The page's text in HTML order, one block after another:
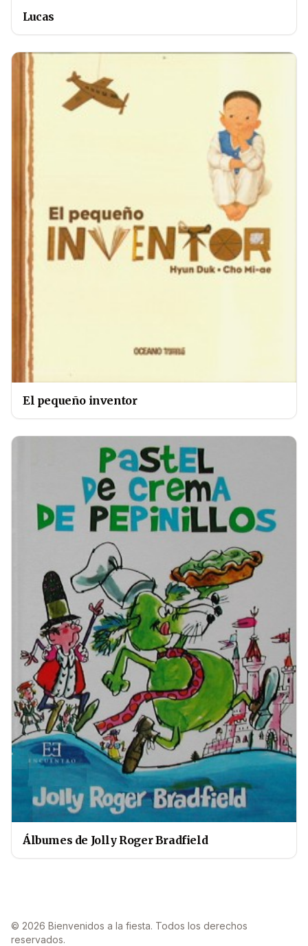
Lucas
El pequeño inventor
Álbumes de Jolly Roger Bradfield
© 2026 Bienvenidos a la fiesta. Todos los derechos
reservados.